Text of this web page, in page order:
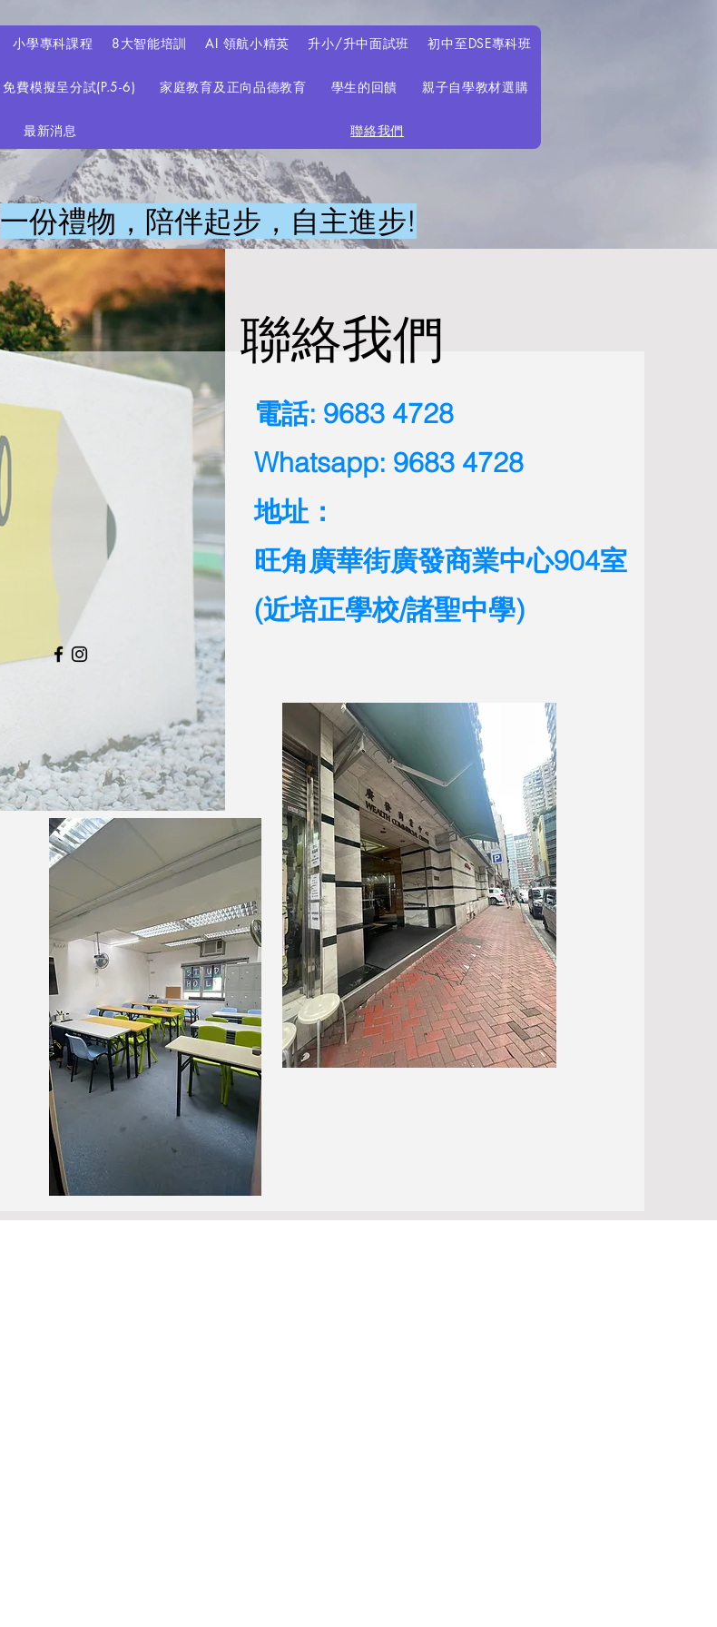
小學專科課程 8大智能培訓 AI 領航小精英 升小/升中面試班 初中至DSE專科班
免費模擬呈分試(P.5-6) 家庭教育及正向品德教育 學生的回饋 親子自學教材選購
最新消息 聯絡我們
一份禮物，陪伴起步，自主進步!
電話: 9683 4728
Whatsapp: 9683 4728
地址：
旺角廣華街廣發商業中心904室
​(近培正學校/諸聖中學)
聯絡我們